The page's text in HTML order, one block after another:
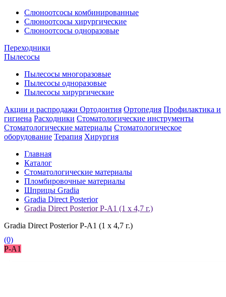
Слюноотсосы комбинированные
Слюноотсосы хирургические
Слюноотсосы одноразовые
Переходники
Пылесосы
Пылесосы многоразовые
Пылесосы одноразовые
Пылесосы хирургические
Акции и распродажи Ортодонтия Ортопедия Профилактика и
гигиена Расходники Стоматологические инструменты
Стоматологические материалы Стоматологическое
оборудование Терапия Хирургия
Главная
Каталог
Стоматологические материалы
Пломбировочные материалы
Шприцы Gradia
Gradia Direct Posterior
Gradia Direct Posterior P-A1 (1 x 4,7 г.)
Gradia Direct Posterior P-A1 (1 x 4,7 г.)
(0)
P-A1